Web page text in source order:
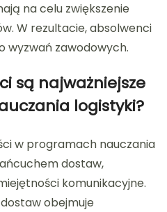
na celu zwiększenie
W rezultacie, absolwenci
wyzwań zawodowych.
są najważniejsze
logistyki?
w programach nauczania
dostaw,
komunikacyjne.
obejmuje